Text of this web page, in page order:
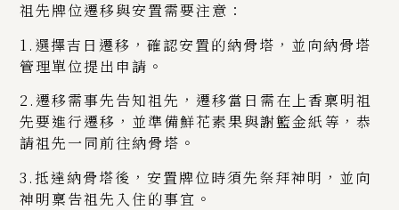
祖先牌位遷移與安置需要注意：
1.選擇吉日遷移，確認安置的納骨塔，並向納骨塔
管理單位提出申請。
2.遷移需事先告知祖先，遷移當日需在上香稟明祖
先要進行遷移，並準備鮮花素果與謝籃金紙等，恭
請祖先一同前往納骨塔。
3.抵達納骨塔後，安置牌位時須先祭拜神明，並向
神明稟告祖先入住的事宜。